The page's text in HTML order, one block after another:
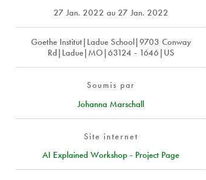
27 Jan. 2022 au 27 Jan. 2022
Goethe Institut|Ladue School|9703 Conway
Rd|Ladue|MO|63124 - 1646|US
Soumis par
Johanna Marschall
Site internet
AI Explained Workshop - Project Page